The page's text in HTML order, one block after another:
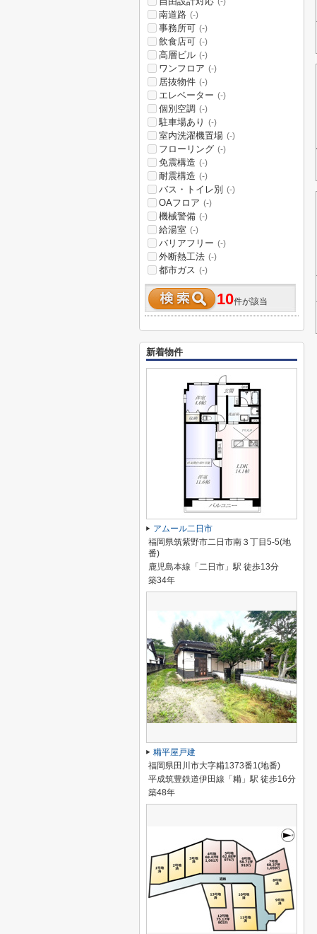
南道路 (-)
事務所可 (-)
飲食店可 (-)
高層ビル (-)
ワンフロア (-)
居抜物件 (-)
エレベーター (-)
個別空調 (-)
駐車場あり (-)
室内洗濯機置場 (-)
フローリング (-)
免震構造 (-)
耐震構造 (-)
バス・トイレ別 (-)
OAフロア (-)
機械警備 (-)
給湯室 (-)
バリアフリー (-)
外断熱工法 (-)
都市ガス (-)
10件が該当
新着物件
アムール二日市
福岡県筑紫野市二日市南３丁目5-5(地
番)
鹿児島本線「二日市」駅 徒歩13分
築34年
糒平屋戸建
福岡県田川市大字糒1373番1(地番)
平成筑豊鉄道伊田線「糒」駅 徒歩16分
築48年